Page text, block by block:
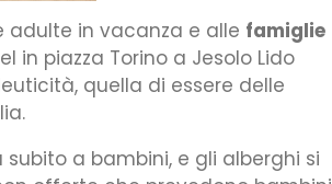
adulte in vacanza e alle famiglie
in piazza Torino a Jesolo Lido
quella di essere delle
a bambini, e gli alberghi si